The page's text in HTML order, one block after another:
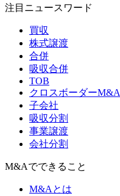
注目ニュースワード
買収
株式譲渡
合併
吸収合併
TOB
クロスボーダーM&A
子会社
吸収分割
事業譲渡
会社分割
M&Aでできること
M&Aとは